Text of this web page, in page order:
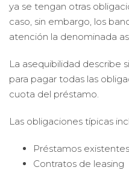
ya se tengan otras
caso, sin embargo, los
atención la denominada
La asequibilidad describe
para pagar todas las
cuota del préstamo.
Las obligaciones típicas
Préstamos existentes
Contratos de leasing